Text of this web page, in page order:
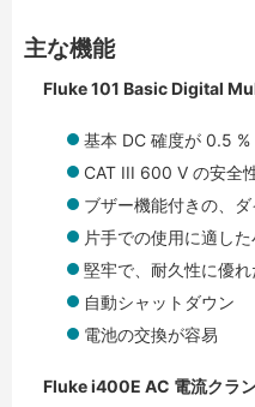
主な機能
Fluke 101 Basic Digital
基本 DC 確度が 0.5 %
CAT III 600 V の安全
ブザー機能付きの、
片手での使用に適し
堅牢で、耐久性に優
自動シャットダウン
電池の交換が容易
Fluke i400E AC 電流クラ